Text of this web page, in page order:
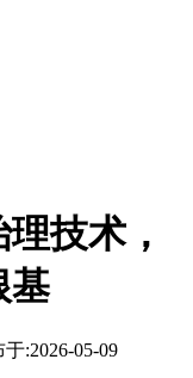
技术，
基
于:2026-05-09